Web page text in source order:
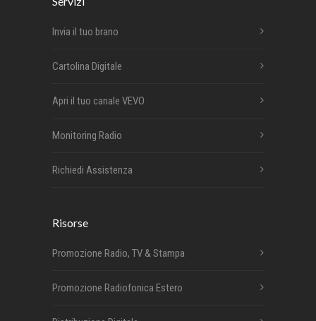
Invia il tuo brano
Cartolina Digitale
Apri il tuo canale VEVO
Monitoring Radio
Richiedi Assistenza
Risorse
Promozione Radio, TV & Stampa
Promozione Radiofonica Estero